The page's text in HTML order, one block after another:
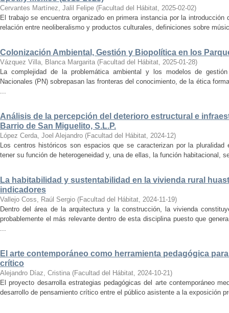
Cervantes Martínez, Jalil Felipe (Facultad del Hábitat, 2025-02-02)
El trabajo se encuentra organizado en primera instancia por la
relación entre neoliberalismo y productos culturales, definiciones sobre
Colonización Ambiental, Gestión y Biopolítica en los
Vázquez Villa, Blanca Margarita (Facultad del Hábitat, 2025-01-28)
La complejidad de la problemática ambiental y los modelos de
Nacionales (PN) sobrepasan las fronteras del conocimiento, de la ética
...
Análisis de la percepción del deterioro estructural e
Barrio de San Miguelito, S.L.P.
López Cerda, Joel Alejandro (Facultad del Hábitat, 2024-12)
Los centros históricos son espacios que se caracterizan por la
tener su función de heterogeneidad y, una de ellas, la función habitacional,
La habitabilidad y sustentabilidad en la vivienda rural
indicadores
Vallejo Coss, Raúl Sergio (Facultad del Hábitat, 2024-11-19)
Dentro del área de la arquitectura y la construcción, la vivienda
probablemente el más relevante dentro de esta disciplina puesto que
...
El arte contemporáneo como herramienta pedagógica
crítico
Alejandro Díaz, Cristina (Facultad del Hábitat, 2024-10-21)
El proyecto desarrolla estrategias pedagógicas del arte contemporáneo
desarrollo de pensamiento crítico entre el público asistente a la exposición